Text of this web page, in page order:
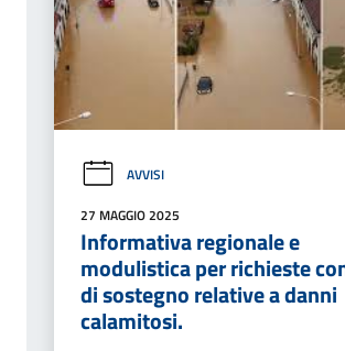
AVVISI
27 MAGGIO 2025
Informativa regionale e
modulistica per richieste
di sostegno relative a danni
calamitosi.